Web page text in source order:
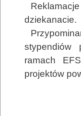
dziekanacie.
stypendiów
ramach
projektów